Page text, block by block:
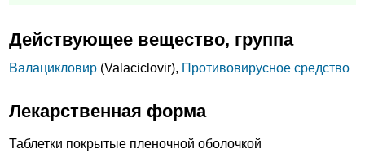
Действующее вещество, группа
Валацикловир (Valaciclovir), Противовирусное средство
Лекарственная форма
Таблетки покрытые пленочной оболочкой